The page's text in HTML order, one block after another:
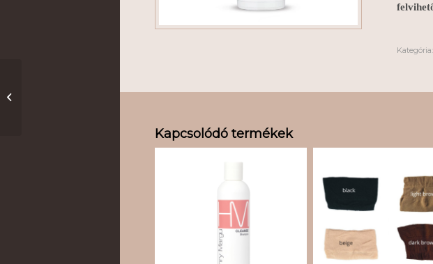
Kategória:
Kapcsolódó termékek